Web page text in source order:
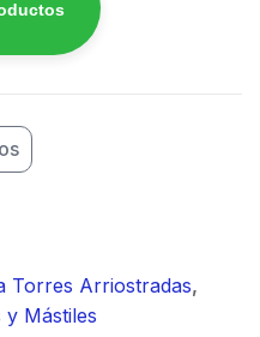
Torres Arriostradas,
y Mástiles